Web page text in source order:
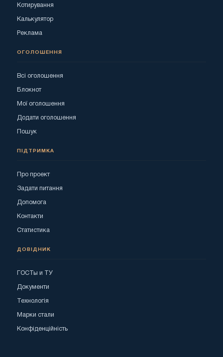
Котирування
Калькулятор
Реклама
ОГОЛОШЕННЯ
Всі оголошення
Блокнот
Мої оголошення
Додати оголошення
Пошук
ПІДТРИМКА
Про проект
Задати питання
Допомога
Контакти
Статистика
ДОВІДНИК
ГОСТы и ТУ
Документи
Технологія
Марки стали
Конфіденційність